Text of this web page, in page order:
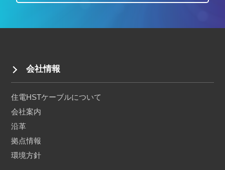
会社情報
住電HSTケーブルについて
会社案内
沿革
拠点情報
環境方針